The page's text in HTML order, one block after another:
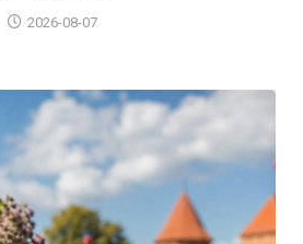
2026-08-07